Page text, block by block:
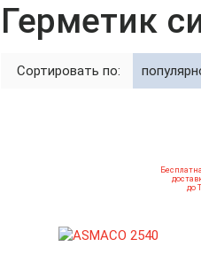
Герметик
Сортировать по:
до